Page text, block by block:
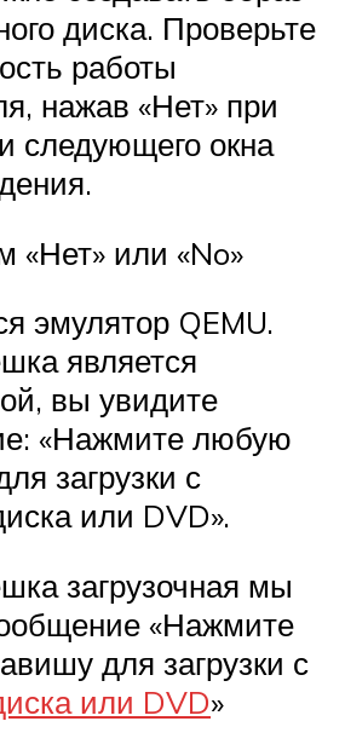
диска. Проверьте
работы
нажав «Нет» при
следующего окна
«Нет» или «No»
эмулятор QEMU.
является
вы увидите
«Нажмите любую
загрузки с
или DVD».
загрузочная мы
«Нажмите
для загрузки с
или DVD»